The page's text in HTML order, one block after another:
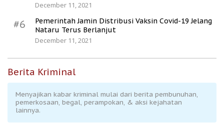
December 11, 2021
#6
Pemerintah Jamin Distribusi Vaksin Covid-19 Jelang
Nataru Terus Berlanjut
December 11, 2021
Berita Kriminal
Menyajikan kabar kriminal mulai dari berita pembunuhan,
pemerkosaan, begal, perampokan, & aksi kejahatan
lainnya.